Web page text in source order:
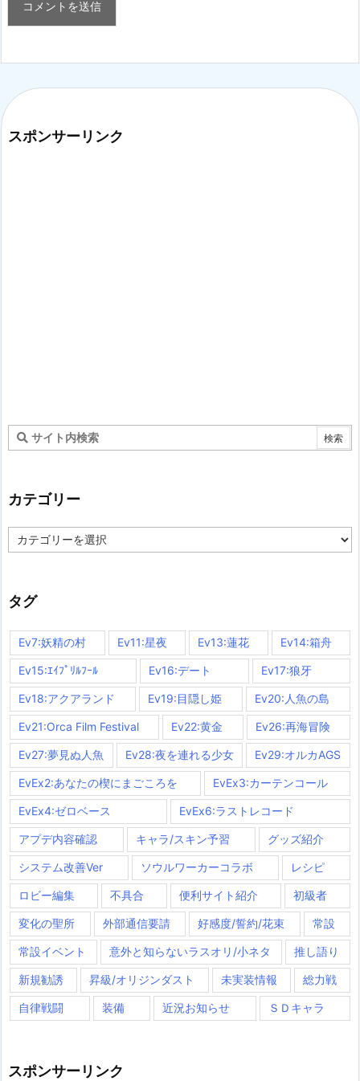
スポンサーリンク
カテゴリー
テ
ー
タグ
Ev7:妖精の村 Ev11:星夜 Ev13:蓮花 Ev14:箱舟
Ev15:ｴｲﾌﾟﾘﾙﾌｰﾙ Ev16:デート Ev17:狼牙
Ev18:アクアランド Ev19:目隠し姫 Ev20:人魚の島
Ev21:Orca Film Festival Ev22:黄金 Ev26:再海冒険
Ev27:夢見ぬ人魚 Ev28:夜を連れる少女 Ev29:オルカAGS
EvEx2:あなたの楔にまごころを EvEx3:カーテンコール
EvEx4:ゼロベース EvEx6:ラストレコード
アプデ内容確認 キャラ/スキン予習 グッズ紹介
システム改善Ver ソウルワーカーコラボ レシピ
ロビー編集 不具合 便利サイト紹介 初級者
変化の聖所 外部通信要請 好感度/誓約/花束 常設
常設イベント 意外と知らないラスオリ/小ネタ 推し語り
新規勧誘 昇級/オリジンダスト 未実装情報 総力戦
自律戦闘 装備 近況お知らせ ＳＤキャラ
スポンサーリンク